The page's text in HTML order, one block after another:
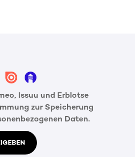
Issuu und Erblotse
zur Speicherung
Daten.